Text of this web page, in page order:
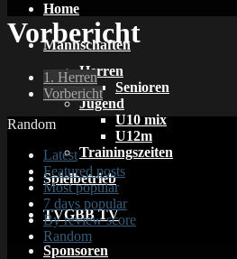
Home
Mannschaften
Herren
Senioren
Jugend
U10 mix
U12m
Trainingszeiten
Spielbetrieb
TVGBB TV
Sponsoren
Vorbericht
1. Herren
Vorbericht
Random
Latest
Featured posts
Most popular
7 days popular
By review score
Random